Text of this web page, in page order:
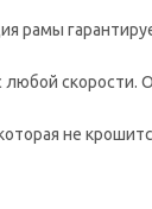
рамы
скорости.
не